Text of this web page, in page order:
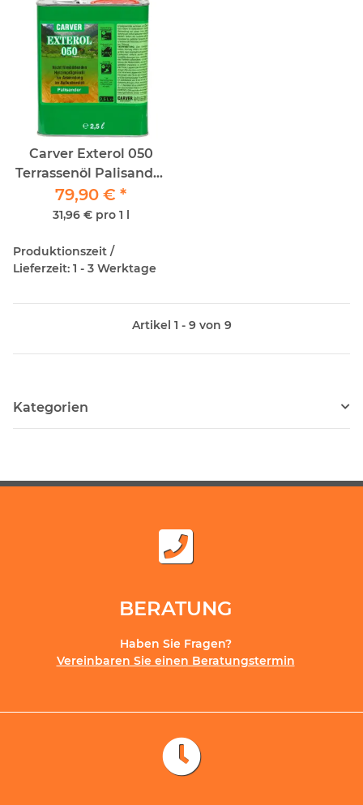
Carver Exterol 050
Terrassenöl Palisander
2,5lt
79,90 € *
31,96 € pro 1 l
Produktionszeit /
Lieferzeit: 1 - 3 Werktage
Artikel 1 - 9 von 9
Kategorien
BERATUNG
Haben Sie Fragen?
Vereinbaren Sie einen Beratungstermin